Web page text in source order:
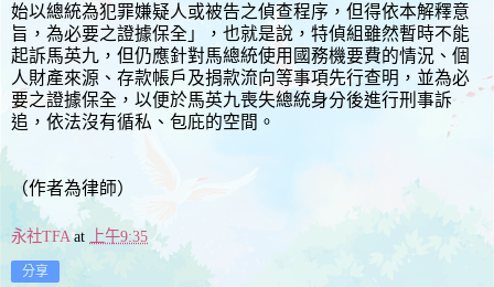
始以總統為犯罪嫌疑人或被告之偵查程序，但得依本解釋意
旨，為必要之證據保全」，也就是說，特偵組雖然暫時不能
起訴馬英九，但仍應針對馬總統使用國務機要費的情況、個
人財產來源、存款帳戶及捐款流向等事項先行查明，並為必
要之證據保全，以便於馬英九喪失總統身分後進行刑事訴
追，依法沒有循私、包庇的空間。
（作者為律師）
永社TFA at 上午9:35
分享